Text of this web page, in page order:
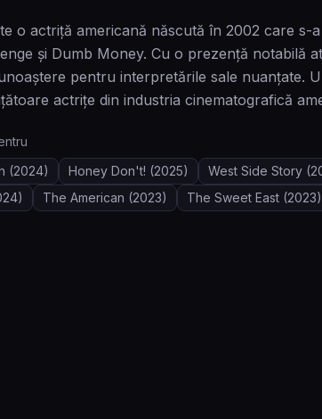
o actriță americană născută în 2002 care
și Dumb Money. Cu o prezență notabilă
pentru interpretările sale nuanțate.
actrițe din industria cinematografică
(2024) Honey Don't! (2025) West Side Story
The American (2023) The Sweet East (2023)